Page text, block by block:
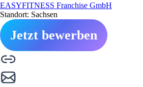
EASYFITNESS Franchise GmbH
Standort: Sachsen
Jetzt bewerben